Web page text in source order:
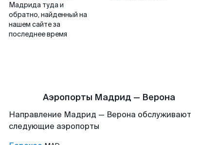
Мадрида туда и
обратно, найденный на
нашем сайте за
последнее время
Аэропорты Мадрид — Верона
Направление Мадрид — Верона обслуживают
следующие аэропорты